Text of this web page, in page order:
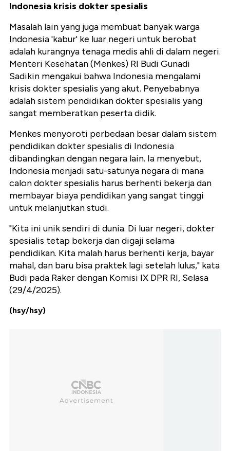
Indonesia krisis dokter spesialis
Masalah lain yang juga membuat banyak warga
Indonesia 'kabur' ke luar negeri untuk berobat
adalah kurangnya tenaga medis ahli di dalam negeri.
Menteri Kesehatan (Menkes) RI Budi Gunadi
Sadikin mengakui bahwa Indonesia mengalami
krisis dokter spesialis yang akut. Penyebabnya
adalah sistem pendidikan dokter spesialis yang
sangat memberatkan peserta didik.
Menkes menyoroti perbedaan besar dalam sistem
pendidikan dokter spesialis di Indonesia
dibandingkan dengan negara lain. Ia menyebut,
Indonesia menjadi satu-satunya negara di mana
calon dokter spesialis harus berhenti bekerja dan
membayar biaya pendidikan yang sangat tinggi
untuk melanjutkan studi.
"Kita ini unik sendiri di dunia. Di luar negeri, dokter
spesialis tetap bekerja dan digaji selama
pendidikan. Kita malah harus berhenti kerja, bayar
mahal, dan baru bisa praktek lagi setelah lulus," kata
Budi pada Raker dengan Komisi IX DPR RI, Selasa
(29/4/2025).
(hsy/hsy)